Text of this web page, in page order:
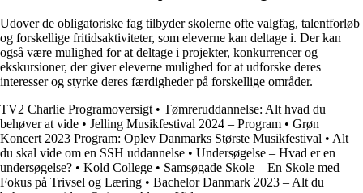
Udover de obligatoriske fag tilbyder skolerne ofte valgfag, talentforløb
og forskellige fritidsaktiviteter, som eleverne kan deltage i. Der kan
også være mulighed for at deltage i projekter, konkurrencer og
ekskursioner, der giver eleverne mulighed for at udforske deres
interesser og styrke deres færdigheder på forskellige områder.
TV2 Charlie Programoversigt• Tømreruddannelse: Alt hvad du
behøver at vide • Jelling Musikfestival 2024 – Program • Grøn
Koncert 2023 Program: Oplev Danmarks Største Musikfestival • Alt
du skal vide om en SSH uddannelse • Undersøgelse – Hvad er en
undersøgelse? • Kold College • Samsøgade Skole – En Skole med
Fokus på Trivsel og Læring • Bachelor Danmark 2023 – Alt du